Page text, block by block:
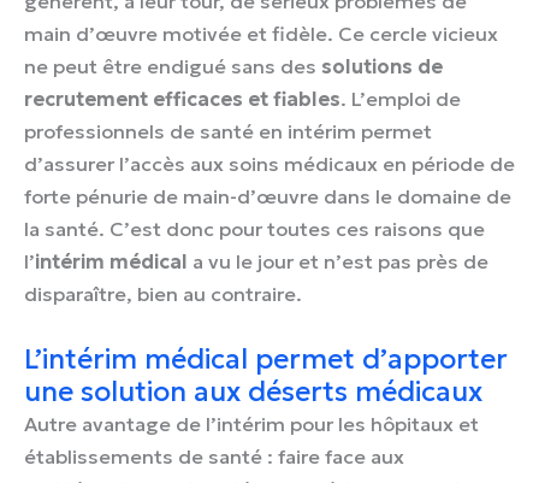
main d’œuvre motivée et fidèle. Ce cercle vicieux
ne peut être endigué sans des solutions de
recrutement efficaces et fiables. L’emploi de
professionnels de santé en intérim permet
d’assurer l’accès aux soins médicaux en période de
forte pénurie de main-d’œuvre dans le domaine de
la santé. C’est donc pour toutes ces raisons que
l’intérim médical a vu le jour et n’est pas près de
disparaître, bien au contraire.
L’intérim médical permet d’apporter
une solution aux déserts médicaux
Autre avantage de l’intérim pour les hôpitaux et
établissements de santé : faire face aux